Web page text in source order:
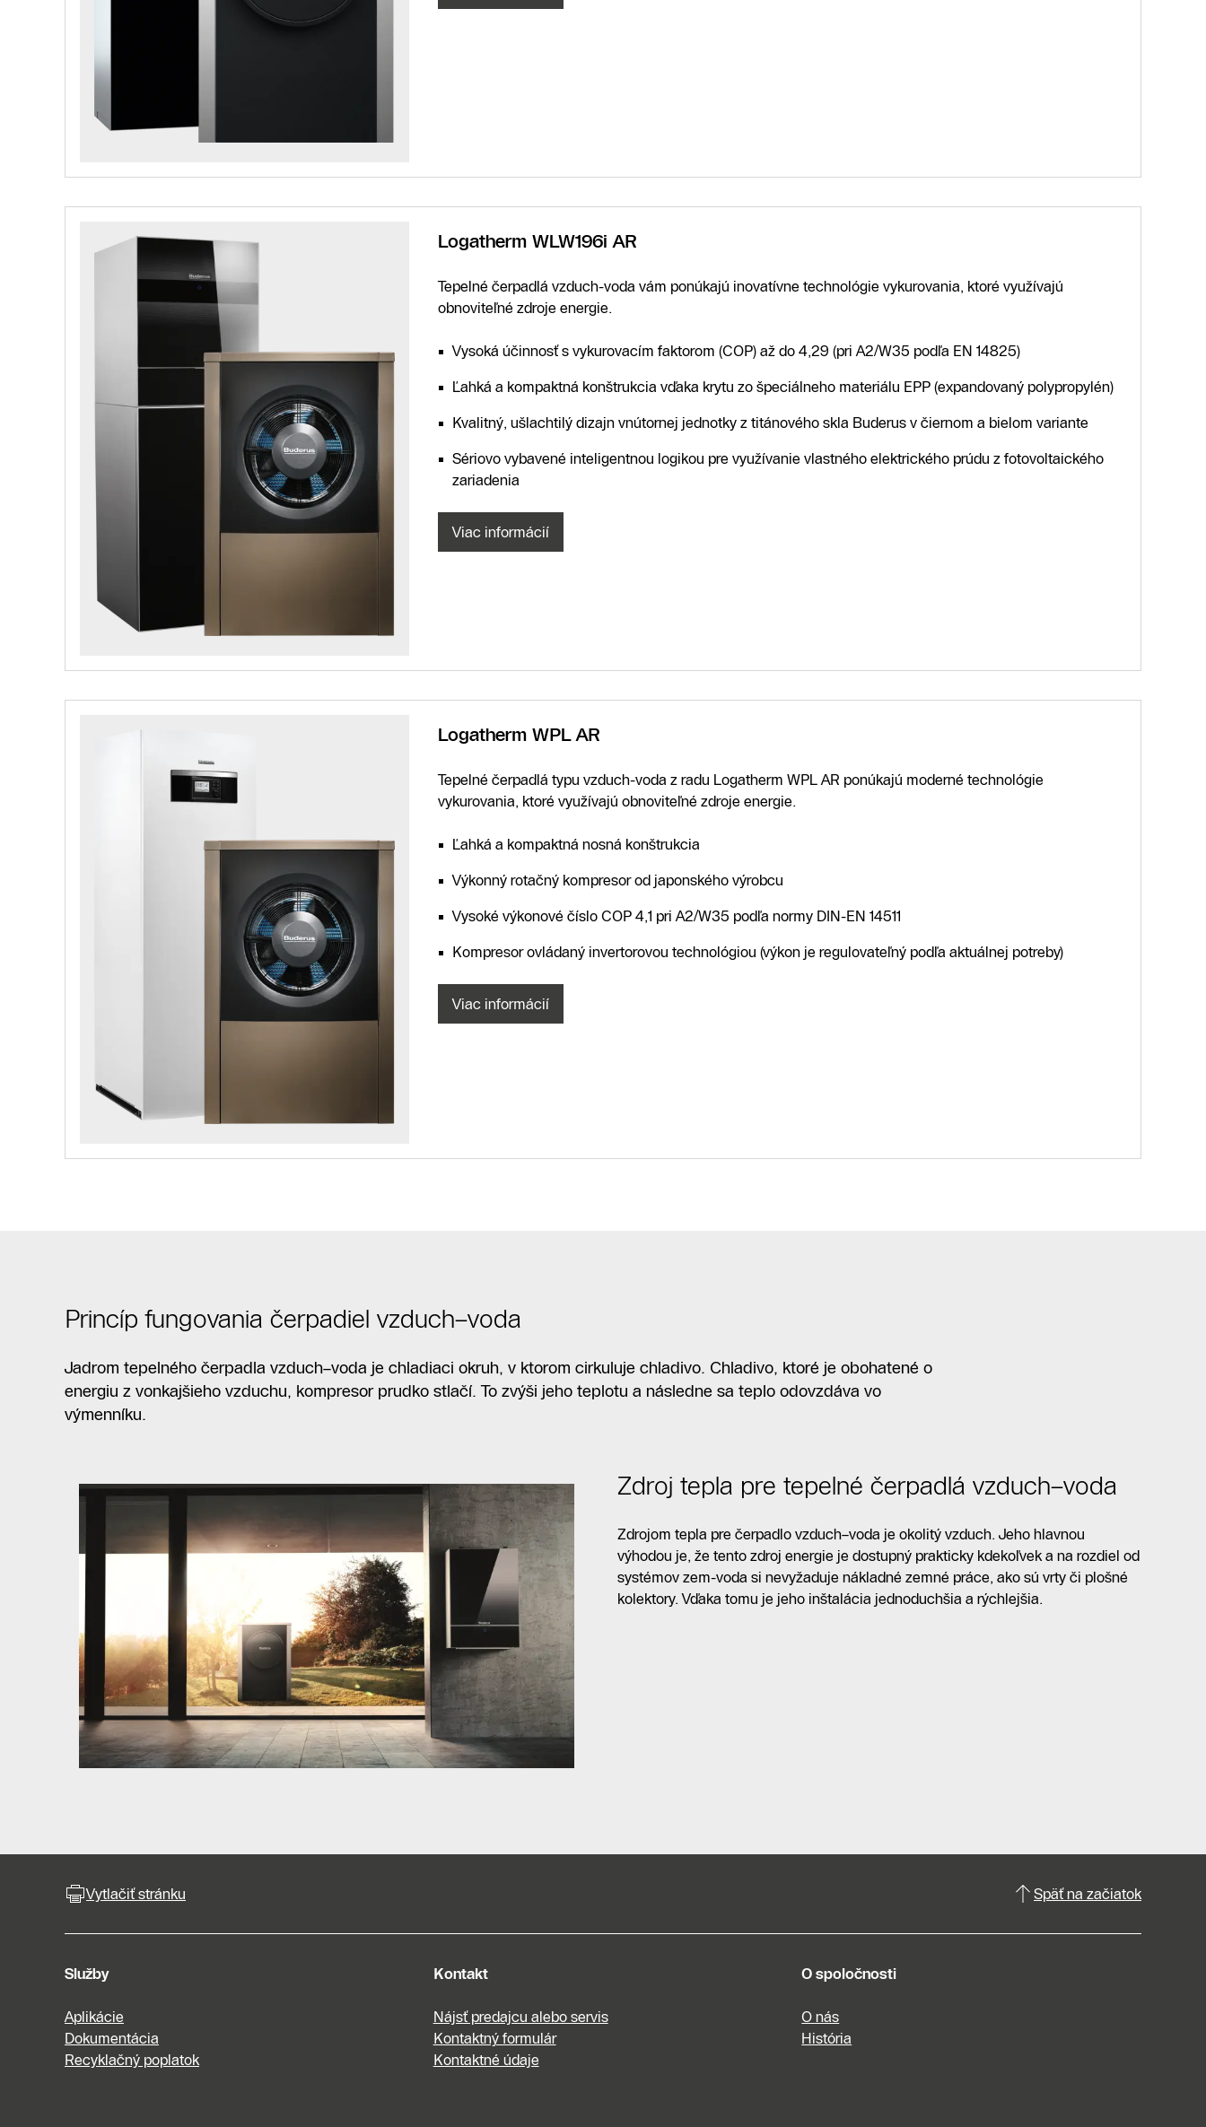
Logatherm WLW196i AR
Tepelné čerpadlá vzduch-voda vám ponúkajú inovatívne technológie vykurovania, ktoré využívajú
obnoviteľné zdroje energie.
Vysoká účinnosť s vykurovacím faktorom (COP) až do 4,29 (pri A2/W35 podľa EN 14825)
Ľahká a kompaktná konštrukcia vďaka krytu zo špeciálneho materiálu EPP (expandovaný polypropylén)
Kvalitný, ušlachtilý dizajn vnútornej jednotky z titánového skla Buderus v čiernom a bielom variante
Sériovo vybavené inteligentnou logikou pre využívanie vlastného elektrického prúdu z fotovoltaického
zariadenia
Viac informácií
Logatherm WPL AR
Tepelné čerpadlá typu vzduch-voda z radu Logatherm WPL AR ponúkajú moderné technológie
vykurovania, ktoré využívajú obnoviteľné zdroje energie.
Ľahká a kompaktná nosná konštrukcia
Výkonný rotačný kompresor od japonského výrobcu
Vysoké výkonové číslo COP 4,1 pri A2/W35 podľa normy DIN-EN 14511
Kompresor ovládaný invertorovou technológiou (výkon je regulovateľný podľa aktuálnej potreby)
Viac informácií
Princíp fungovania čerpadiel vzduch–voda
Jadrom tepelného čerpadla vzduch–voda je chladiaci okruh, v ktorom cirkuluje chladivo. Chladivo, ktoré je obohatené o
energiu z vonkajšieho vzduchu, kompresor prudko stlačí. To zvýši jeho teplotu a následne sa teplo odovzdáva vo
výmenníku.
Zdroj tepla pre tepelné čerpadlá vzduch–voda
Zdrojom tepla pre čerpadlo vzduch–voda je okolitý vzduch. Jeho hlavnou
výhodou je, že tento zdroj energie je dostupný prakticky kdekoľvek a na rozdiel od
systémov zem-voda si nevyžaduje nákladné zemné práce, ako sú vrty či plošné
kolektory. Vďaka tomu je jeho inštalácia jednoduchšia a rýchlejšia.
Vytlačiť stránku Späť na začiatok
Služby
Aplikácie
Dokumentácia
Recyklačný poplatok
Kontakt
Nájsť predajcu alebo servis
Kontaktný formulár
Kontaktné údaje
O spoločnosti
O nás
História